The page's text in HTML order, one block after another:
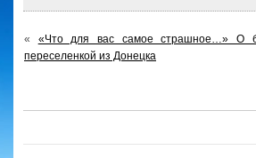
« «Что для вас самое страшное…» О
переселенкой из Донецка